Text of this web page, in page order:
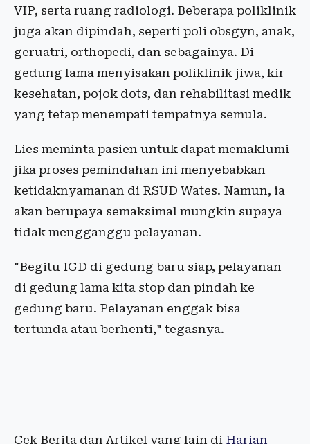
VIP, serta ruang radiologi. Beberapa poliklinik
juga akan dipindah, seperti poli obsgyn, anak,
geruatri, orthopedi, dan sebagainya. Di
gedung lama menyisakan poliklinik jiwa, kir
kesehatan, pojok dots, dan rehabilitasi medik
yang tetap menempati tempatnya semula.
Lies meminta pasien untuk dapat memaklumi
jika proses pemindahan ini menyebabkan
ketidaknyamanan di RSUD Wates. Namun, ia
akan berupaya semaksimal mungkin supaya
tidak mengganggu pelayanan.
"Begitu IGD di gedung baru siap, pelayanan
di gedung lama kita stop dan pindah ke
gedung baru. Pelayanan enggak bisa
tertunda atau berhenti," tegasnya.
Cek Berita dan Artikel yang lain di Harian